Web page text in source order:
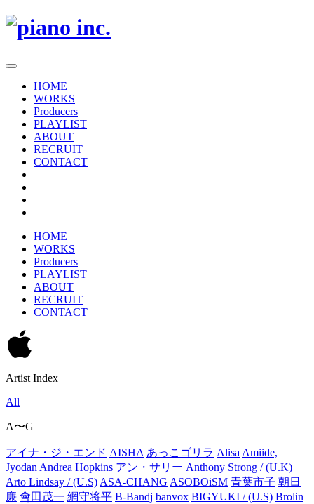
HOME
WORKS
Producers
PLAYLIST
ABOUT
RECRUIT
CONTACT
HOME
WORKS
Producers
PLAYLIST
ABOUT
RECRUIT
CONTACT
Artist Index
All
A〜G
アイナ・ジ・エンド AISHA あっこゴリラ Alisa Amiide,
Jyodan Andrea Hopkins アン・サリー Anthony Strong / (U.K)
Arto Lindsay / (U.S) ASA-CHANG ASOBOiSM 青葉市子 朝日
廉 會田茂一 網守将平 B-Bandj banvox BIGYUKI / (U.S) Brolin